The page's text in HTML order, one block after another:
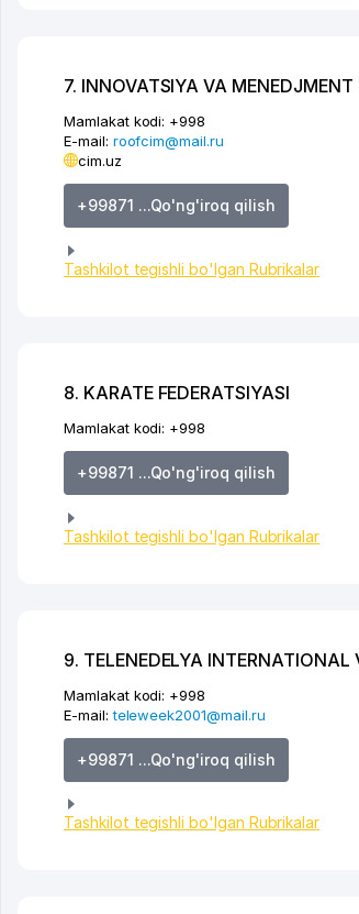
7. INNOVATSIYA VA
Mamlakat kodi: +998
E-mail: roofcim@mail.ru
cim.uz
+99871 ...Qo'ng'iroq qilish
Tashkilot tegishli bo'lgan Rubrikalar
8. KARATE FEDERATSIYASI
Mamlakat kodi: +998
+99871 ...Qo'ng'iroq qilish
Tashkilot tegishli bo'lgan Rubrikalar
9. TELENEDELYA
Mamlakat kodi: +998
E-mail:teleweek2001@mail.ru
+99871 ...Qo'ng'iroq qilish
Tashkilot tegishli bo'lgan Rubrikalar